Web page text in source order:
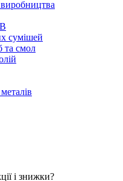
сумішей
та смол
і знижки?